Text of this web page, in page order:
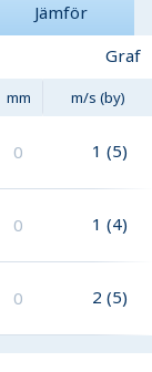
Jämför
Graf
mm m/s (by)
0 1 (5)
0 1 (4)
0 2 (5)